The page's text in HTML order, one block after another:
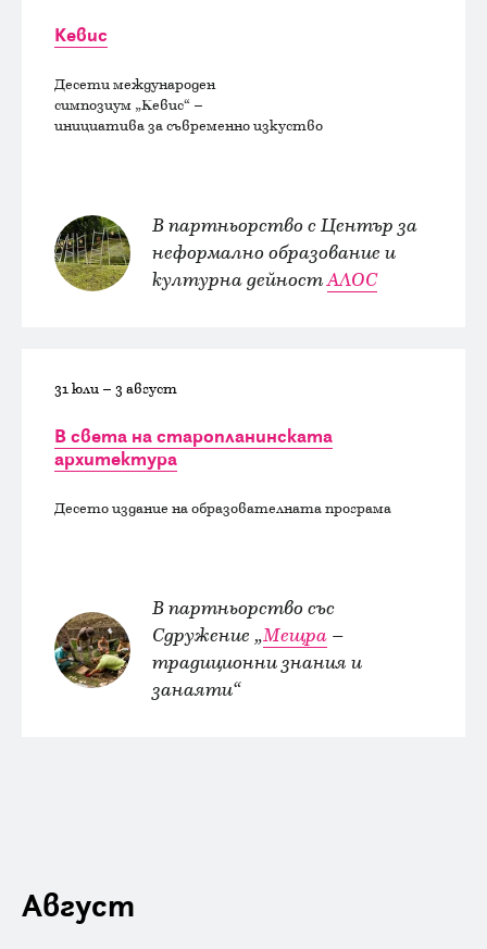
Кевис
Десети международен
симпозиум „Кевис“ –
инициатива за съвременно изкуство
В партньорство с Център за
неформално образование и
културна дейностАЛОС
31 юли – 3 август
В света на старопланинската
архитектура
Десето издание на образователната програма
В партньорство със
Сдружение „Мещра –
традиционни знания и
занаяти“
Август